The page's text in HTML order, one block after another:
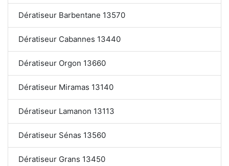
Dératiseur Barbentane 13570
Dératiseur Cabannes 13440
Dératiseur Orgon 13660
Dératiseur Miramas 13140
Dératiseur Lamanon 13113
Dératiseur Sénas 13560
Dératiseur Grans 13450